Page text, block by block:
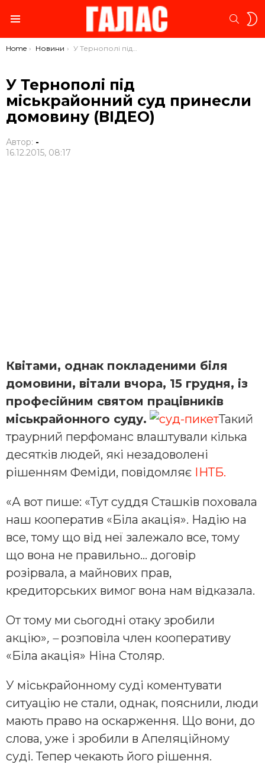
You are here:
Home Новини У Тернополі під міськрайонний суд принесли домовину (ВІДЕО)
У Тернополі під
міськрайонний суд принесли
домовину (ВІДЕО)
Автор: -
16.12.2015, 08:17
Квітами, однак покладеними біля
домовини, вітали вчора, 15 грудня, із
професійним святом працівників
міськрайонного суду.
Такий
траурний перфоманс влаштували кілька
десятків людей, які незадоволені
рішенням Феміди, повідомляє ІНТБ.
«А вот пише: «Тут суддя Сташків поховала
наш кооператив «Біла акація». Надію на
все, тому що від неї залежало все, тому
що вона не правильно… договір
розірвала, а майнових прав,
кредиторських вимог вона нам відказала.
От тому ми сьогодні отаку зробили
акцію», –розповіла член кооперативу
«Біла акація» Ніна Столяр.
У міськрайонному суді коментувати
ситуацію не стали, однак, пояснили, люди
мають право на оскарження. Що вони, до
слова, уже і зробили в Апеляційному
суді. Тепер чекають його рішення.